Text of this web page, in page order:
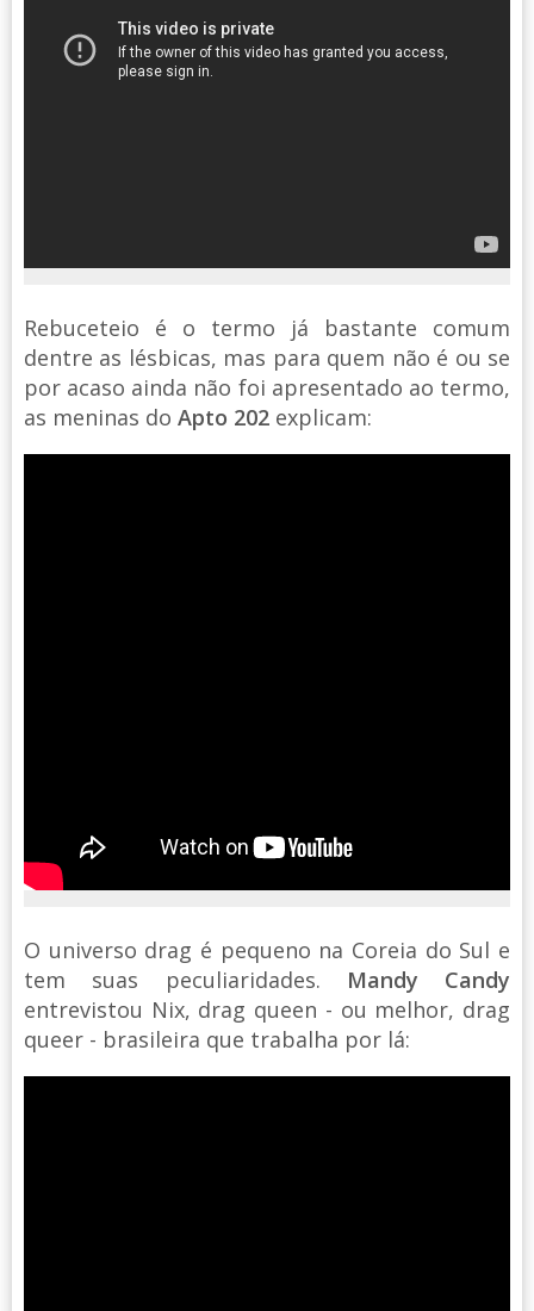
Rebuceteio é o termo já bastante comum
dentre as lésbicas, mas para quem não é ou se
por acaso ainda não foi apresentado ao termo,
as meninas do Apto 202 explicam:
O universo drag é pequeno na Coreia do Sul e
tem suas peculiaridades. Mandy Candy
entrevistou Nix, drag queen - ou melhor, drag
queer - brasileira que trabalha por lá: